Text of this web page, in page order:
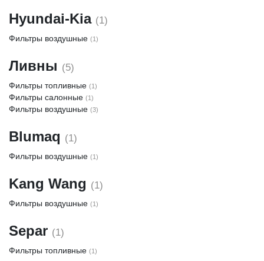
Hyundai-Kia (1)
Фильтры воздушные (1)
Ливны (5)
Фильтры топливные (1)
Фильтры салонные (1)
Фильтры воздушные (3)
Blumaq (1)
Фильтры воздушные (1)
Kang Wang (1)
Фильтры воздушные (1)
Separ (1)
Фильтры топливные (1)